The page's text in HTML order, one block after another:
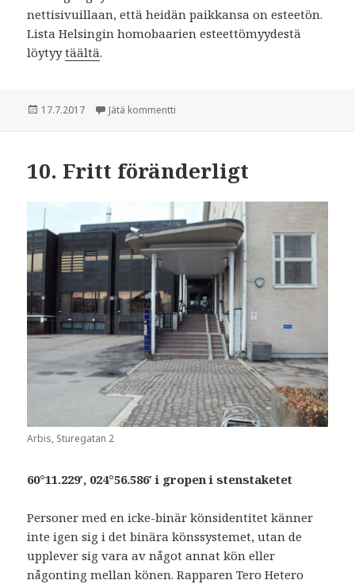
nettisivuillaan, että heidän paikkansa on esteetön.
Lista Helsingin homobaarien esteettömyydestä
löytyytäältä.
Julkaistu
17.7.2017 Jätä kommentti
10. Fritt föränderligt
Arbis, Sturegatan 2
60°11.229′, 024°56.586′ i gropen i stenstaketet
Personer med en icke-binär könsidentitet känner
inte igen sig i det binära könssystemet, utan de
upplever sig vara av något annat kön eller
någonting mellan könen. Rapparen Tero Hetero